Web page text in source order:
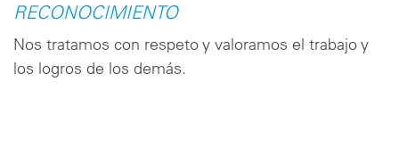
RECONOCIMIENTO
Nos tratamos con respeto y valoramos el trabajo y
los logros de los demás.